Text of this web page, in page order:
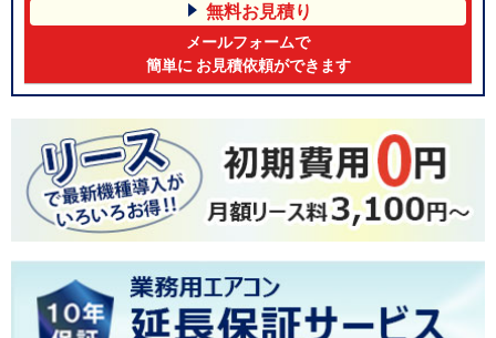
無料お見積り
メールフォームで
簡単に お見積依頼ができます